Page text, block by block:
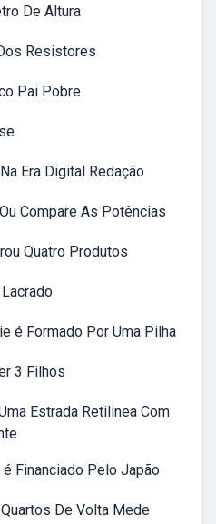
De Altura
Resistores
Pai Pobre
Era Digital Redação
Compare As Potências
Quatro Produtos
é Formado Por Uma Pilha
3 Filhos
Estrada Retilinea Com
Financiado Pelo Japão
De Volta Mede